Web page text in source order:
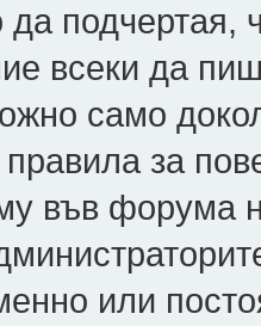
да
всеки да
само
за
във форума
или